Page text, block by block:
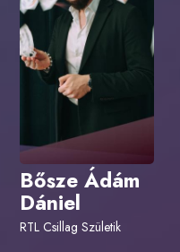
Bősze Ádám
Dániel
RTL Csillag Születik